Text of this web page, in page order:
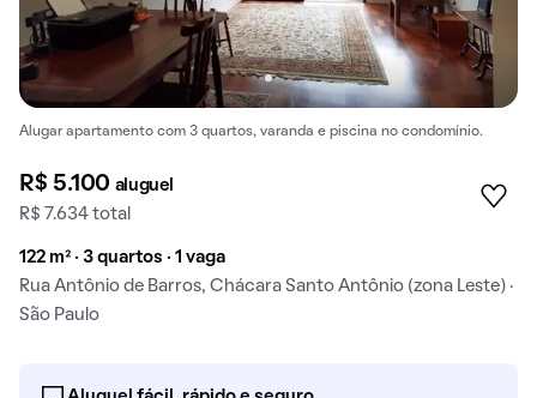
Alugar apartamento com 3 quartos, varanda e piscina no condomínio.
R$ 5.100 aluguel
R$ 7.634 total
122 m² · 3 quartos · 1 vaga
Rua Antônio de Barros, Chácara Santo Antônio (zona Leste) ·
São Paulo